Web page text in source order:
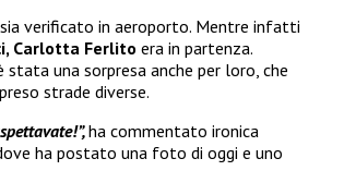
verificato in aeroporto. Mentre infatti
Carlotta Ferlito era in partenza.
una sorpresa anche per loro, che
strade diverse.
ha commentato ironica
ha postato una foto di oggi e uno